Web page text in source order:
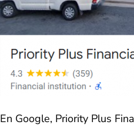
En Google, Priority Plus